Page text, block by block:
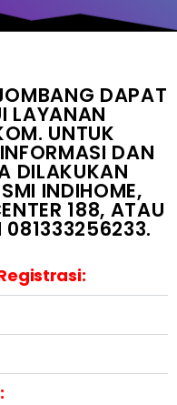
DAPAT
LAYANAN
UNTUK
DAN
DILAKUKAN
INDIHOME,
188, ATAU
081333256233.